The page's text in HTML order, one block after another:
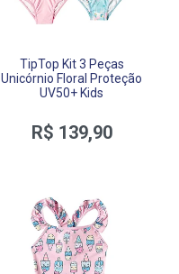
TipTop Kit 3 Peças
Unicórnio Floral Proteção
UV50+ Kids
R$ 139,90